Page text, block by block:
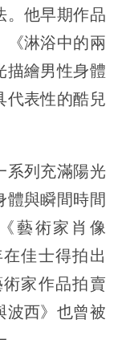
。他早期作品
《淋浴中的兩
描繪男性身體
代表性的酷兒
系列充滿陽光
體與瞬間時間
藝術家肖像
佳士得拍出
家作品拍賣
波西》也曾被